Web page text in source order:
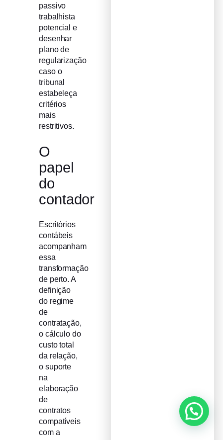
passivo
trabalhista
potencial e
desenhar
plano de
regularização
caso o
tribunal
estabeleça
critérios
mais
restritivos.
O
papel
do
contador
Escritórios
contábeis
acompanham
essa
transformação
de perto. A
definição
do regime
de
contratação,
o cálculo do
custo total
da relação,
o suporte
na
elaboração
de
contratos
compatíveis
com a